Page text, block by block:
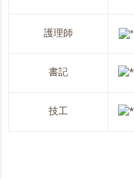
護理師
書記
技工